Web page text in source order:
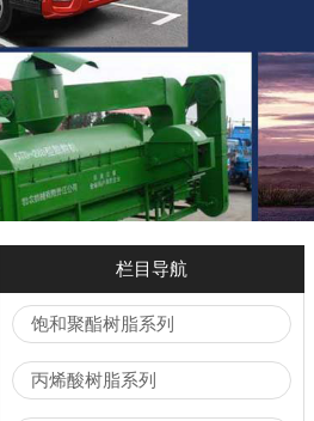
栏目导航
饱和聚酯树脂系列
丙烯酸树脂系列